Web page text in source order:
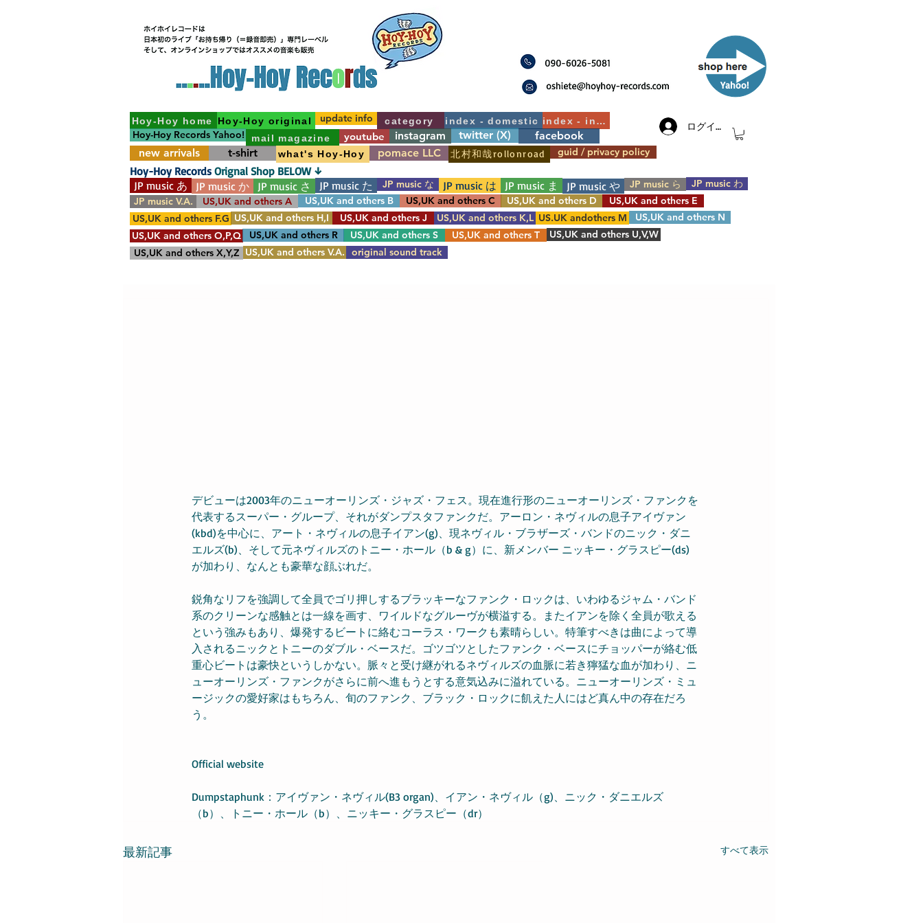
​Yahoo!
Hoy-Hoy home Hoy-Hoy original category index - domestic index - int'l
guid / privacy policy
Hoy-Hoy Records Yahoo! mail magazine youtube twitter (X)
instagram
new arrivals
t-shirt what's Hoy-Hoy pomace LLC 北村和哉rollonroad
facebook
ログイン
update info
JP music あ JP music か JP music さ JP music た JP music な JP music は JP music ま JP music や JP music ら
JP music わ
JP music V.A.
US,UK and others A US,UK and others B US,UK and others C US,UK and others D
US,UK and others E
US,UK and others F.G US,UK and others H,I US,UK and others J US,UK and others K,L
US,UK and others N
US,UK and others O,P,Q
US,UK and others S
US,UK and others R US,UK and others T
US,UK and others U,V,W
US,UK and others X,Y,Z US,UK and others V.A. original sound track
Hoy-Hoy Records Orignal Shop BELOW ↓
US.UK andothers M
デビューは2003年のニューオーリンズ・ジャズ・フェス。現在進行形のニューオーリンズ・ファンクを
代表するスーパー・グループ、それがダンプスタファンクだ。アーロン・ネヴィルの息子アイヴァン
(kbd)を中心に、アート・ネヴィルの息子イアン(g)、現ネヴィル・ブラザーズ・バンドのニック・ダニ
エルズ(b)、そして元ネヴィルズのトニー・ホール（b & g）に、新メンバー ニッキー・グラスピー(ds)
が加わり、なんとも豪華な顔ぶれだ。
鋭角なリフを強調して全員でゴリ押しするブラッキーなファンク・ロックは、いわゆるジャム・バンド
系のクリーンな感触とは一線を画す、ワイルドなグルーヴが横溢する。またイアンを除く全員が歌える
という強みもあり、爆発するビートに絡むコーラス・ワークも素晴らしい。特筆すべきは曲によって導
入されるニックとトニーのダブル・ベースだ。ゴツゴツとしたファンク・ベースにチョッパーが絡む低
重心ビートは豪快というしかない。脈々と受け継がれるネヴィルズの血脈に若き獰猛な血が加わり、ニ
ューオーリンズ・ファンクがさらに前へ進もうとする意気込みに溢れている。ニューオーリンズ・ミュ
ージックの愛好家はもちろん、旬のファンク、ブラック・ロックに飢えた人にはど真ん中の存在だろ
う。
Official website
Dumpstaphunk：アイヴァン・ネヴィル(B3 organ)、イアン・ネヴィル（g)、ニック・ダニエルズ
（b）、トニー・ホール（b）、ニッキー・グラスピー（dr）
最新記事 すべて表示